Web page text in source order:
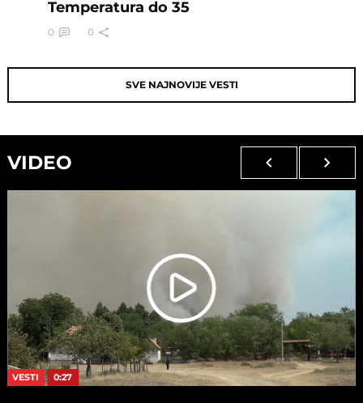
Temperatura do 35
0 0
SVE NAJNOVIJE VESTI
VIDEO
VESTI 0:27